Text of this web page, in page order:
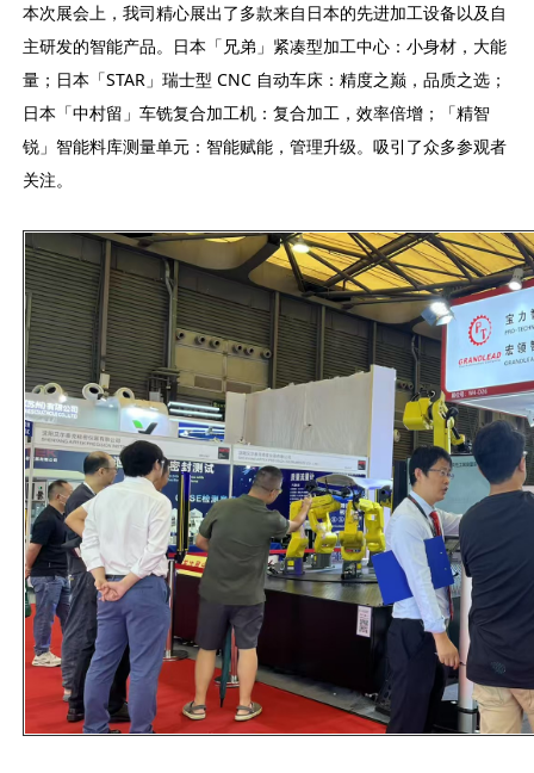
本次展会上，我司精心展出了多款来自日本的先进加工设备以及自
主研发的智能产品。日本「兄弟」紧凑型加工中心：小身材，大能
量；日本「STAR」瑞士型 CNC 自动车床：精度之巅，品质之选；
日本「中村留」车铣复合加工机：复合加工，效率倍增；「精智
锐」智能料库测量单元：智能赋能，管理升级。吸引了众多参观者
关注。